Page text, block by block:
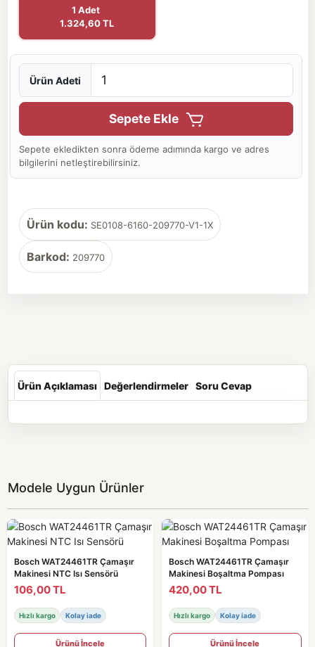
1 Adet
1.324,60 TL
Ürün Adeti
Sepete Ekle
Sepete ekledikten sonra ödeme adımında kargo ve adres
bilgilerini netleştirebilirsiniz.
Ürün kodu: SE0108-6160-209770-V1-1X
Barkod: 209770
Ürün Açıklaması Değerlendirmeler Soru Cevap
Modele Uygun Ürünler
Bosch WAT24461TR Çamaşır
Makinesi NTC Isı Sensörü
106,00 TL
Hızlı kargo Kolay iade
Ürünü İncele
Bosch WAT24461TR Çamaşır
Makinesi Boşaltma Pompası
420,00 TL
Hızlı kargo Kolay iade
Ürünü İncele